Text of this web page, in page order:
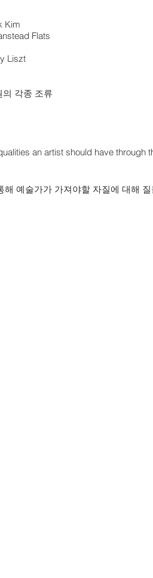
Kim
Flats
Liszt
각종 조류
an artist should have through
예술가가 가져야할 자질에 대해